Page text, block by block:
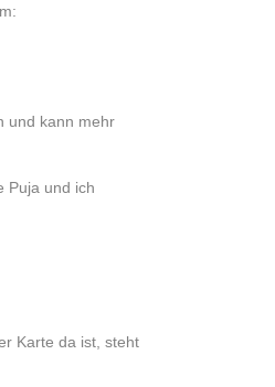
und kann mehr
Puja und ich
Karte da ist, steht